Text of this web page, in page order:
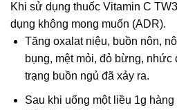
Khi sử dụng thuốc Vitamin C
dụng không mong muốn (ADR).
Tăng oxalat niệu, buồn nôn,
bụng, mệt mỏi, đỏ bừng, nhức
trạng buồn ngủ đã xảy ra.
Sau khi uống một liều 1g